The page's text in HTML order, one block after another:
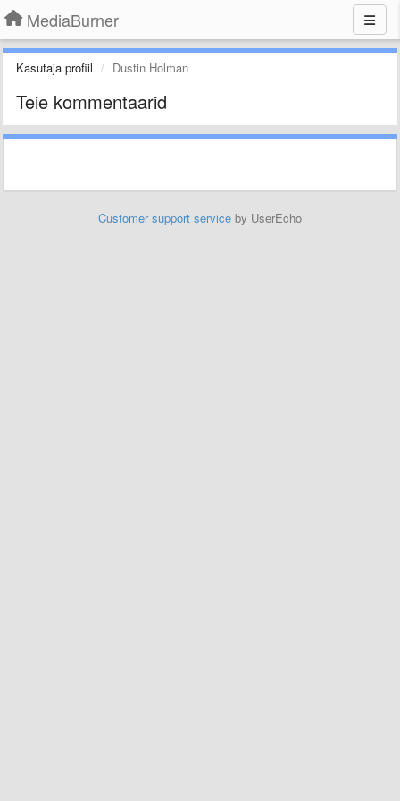
MediaBurner
Kasutaja profiil Dustin Holman
Teie kommentaarid
Customer support service by UserEcho